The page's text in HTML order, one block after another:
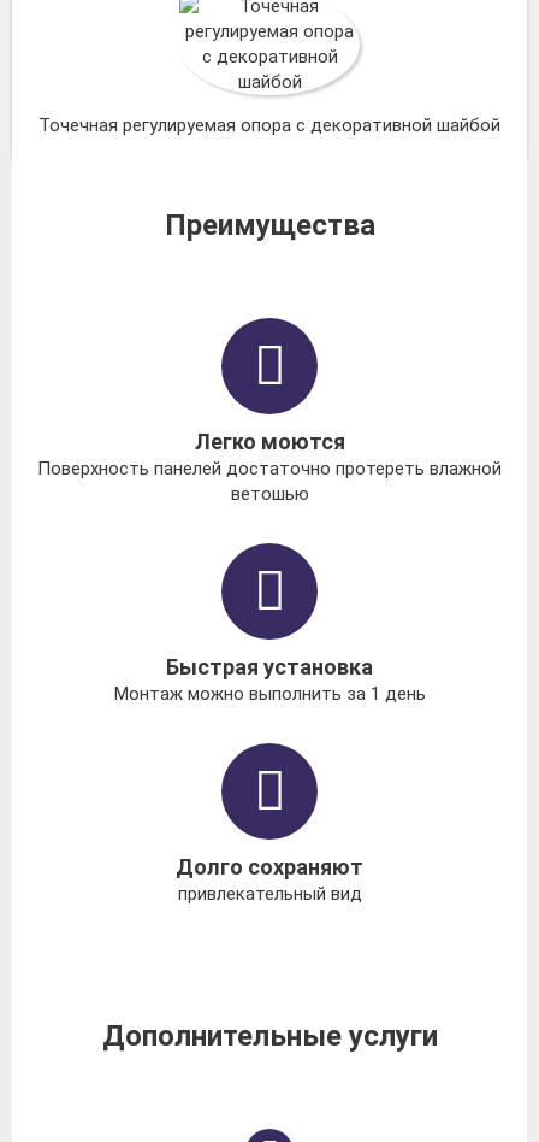
Точечная регулируемая опора с декоративной шайбой
Преимущества
Легко моются
Поверхность панелей достаточно протереть влажной
ветошью
Быстрая установка
Монтаж можно выполнить за 1 день
Долго сохраняют
привлекательный вид
Дополнительные услуги